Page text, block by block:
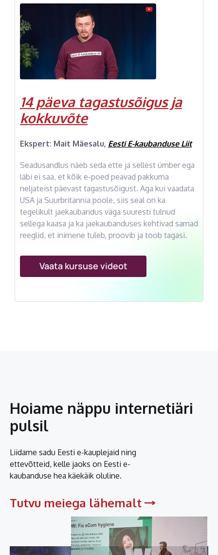
14 päeva tagastusõigus ja
kokkuvõte
Ekspert: Mait Mäesalu, Eesti E-kaubanduse Liit
Seadusandlus näeb seda ette ja sellest ümber ega
läbi ei saa, et kõik e-poed peavad pakkuma
neljateist päevast tagastusõigust. Aga kui vaadata
USA ja Suurbritannia poole, siis seal on ka
tegelikult jaekaubandus väga suuresti tulnud
sellega kaasa ja ka jaekaubanduses kehtivad samad
reeglid, et inimene tuleb, proovib ja toob tagasi.
Vaata kursuse videot
Hoiame näppu internetiäri
pulsil
Liidame sadu Eesti e-kauplejaid ning
ettevõtteid, kelle jaoks on Eesti e-
kaubanduse hea käekäik oluline.
Tutvu meiega lähemalt